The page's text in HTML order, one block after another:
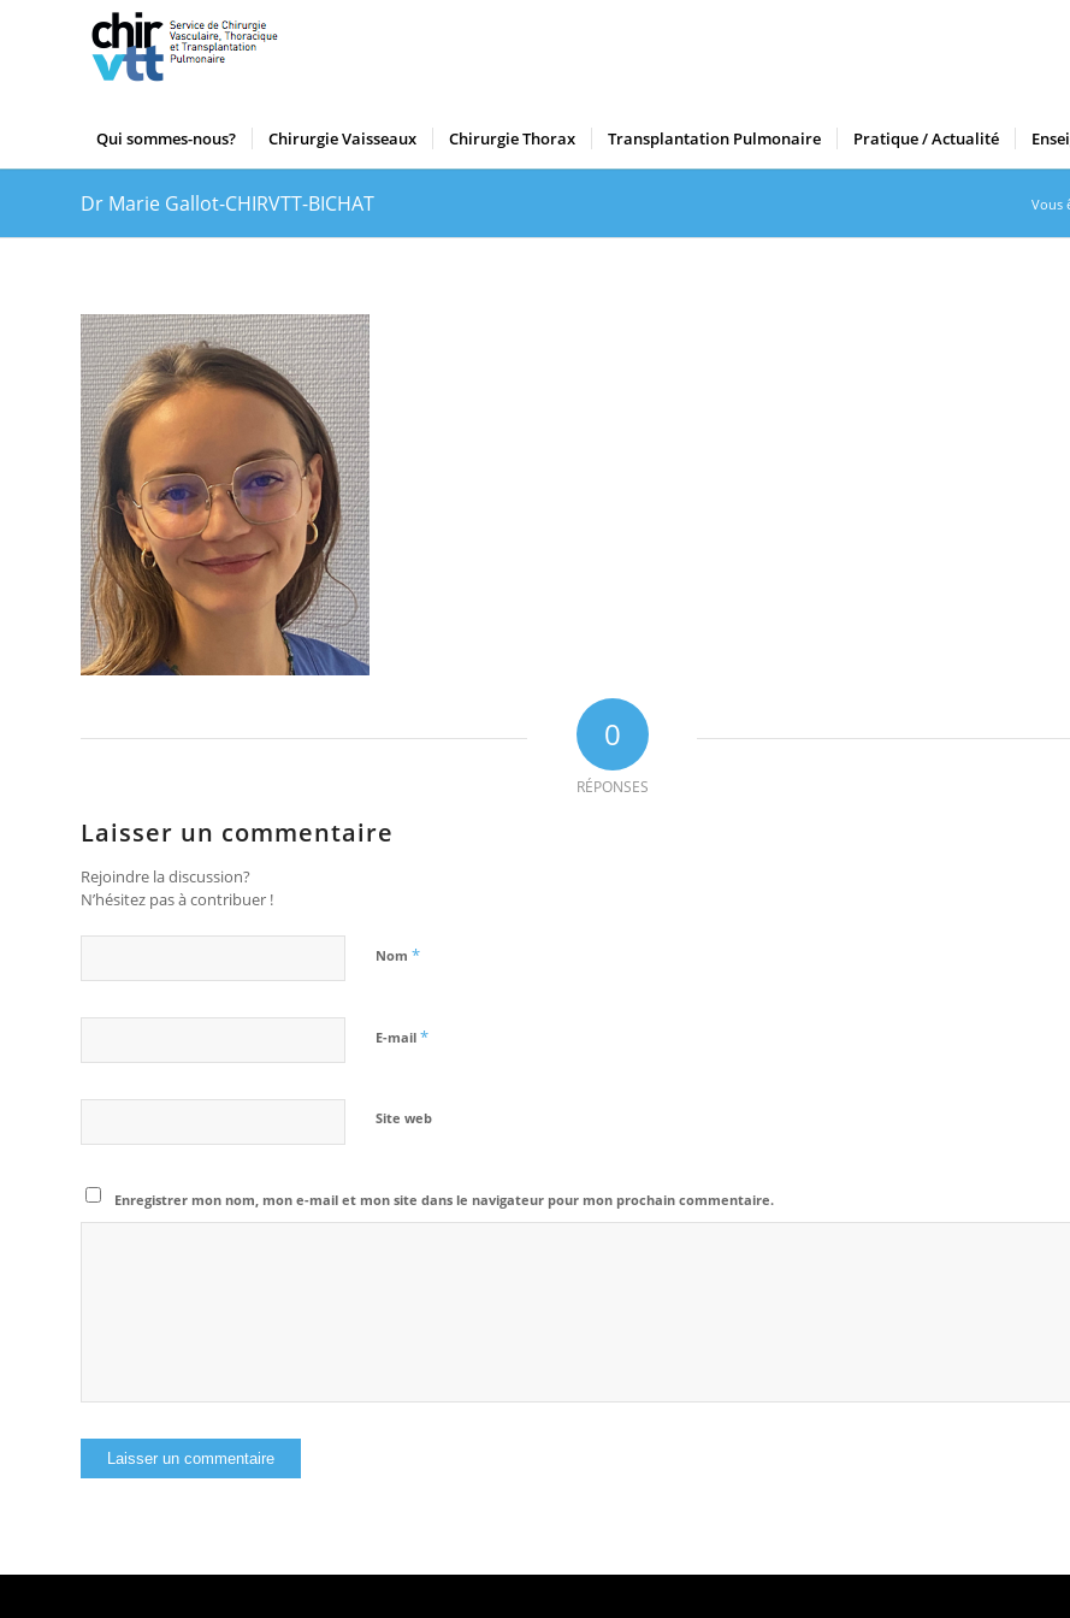
Qui sommes-nous? Chirurgie Vaisseaux Chirurgie Thorax Transplantation Pulmonaire Pratique / Actualité
Dr Marie Gallot-CHIRVTT-BICHAT Vous
0
RÉPONSES
Laisser un commentaire
Rejoindre la discussion?
N’hésitez pas à contribuer !
Nom *
E-mail *
Site web
Enregistrer mon nom, mon e-mail et mon site dans le navigateur pour mon prochain commentaire.